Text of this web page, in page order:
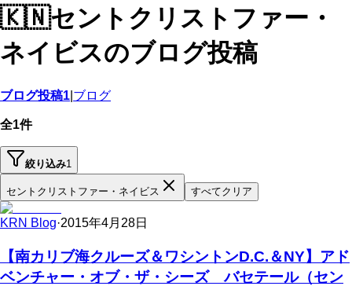
🇰🇳セントクリストファー・
ネイビスのブログ投稿
ブログ投稿1 ブログ
全1件
絞り込み1
セントクリストファー・ネイビス すべてクリア
KRN Blog·2015年4月28日
【南カリブ海クルーズ＆ワシントンD.C.＆NY】アド
ベンチャー・オブ・ザ・シーズ バセテール（セン